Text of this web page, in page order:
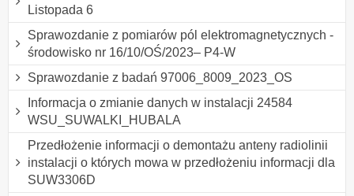
Listopada 6
Sprawozdanie z pomiarów pól elektromagnetycznych -
środowisko nr 16/10/OŚ/2023– P4-W
Sprawozdanie z badań 97006_8009_2023_OS
Informacja o zmianie danych w instalacji 24584
WSU_SUWALKI_HUBALA
Przedłożenie informacji o demontażu anteny radiolinii
instalacji o których mowa w przedłożeniu informacji dla
SUW3306D